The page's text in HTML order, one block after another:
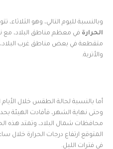
وبالنسبة لليوم التالي، وهو الثلاثاء،
الحرارة في معظم مناطق البلاد، مع
متقطعة في بعض مناطق غرب البلاد،
والأتربة.
وحتى نهاية الشهر، فأفادت الهيئة
محافظات شمال البلاد، وتمتد هذه
المتوقع ارتفاع درجات الحرارة خلال
في فترات الليل.